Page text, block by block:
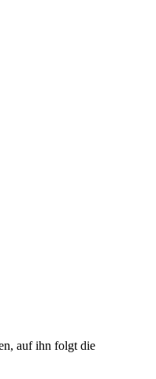
auf ihn folgt die